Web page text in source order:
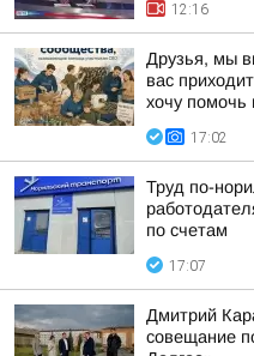
12:16
Друзья, мы
вас
хочу помочь
17:02
Труд по-
по счетам
17:07
Дмитрий
совещание